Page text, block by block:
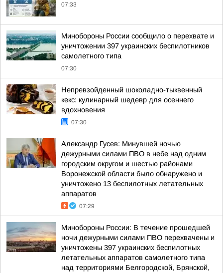
07:33
Минобороны России сообщило о перехвате и
уничтожении 397 украинских беспилотников
самолетного типа
07:30
Непревзойденный шоколадно-тыквенный
кекс: кулинарный шедевр для осеннего
вдохновения
07:30
Александр Гусев: Минувшей ночью
дежурными силами ПВО в небе над одним
городским округом и шестью районами
Воронежской области было обнаружено и
уничтожено 13 беспилотных летательных
аппаратов
07:29
Минобороны России: В течение прошедшей
ночи дежурными силами ПВО перехвачены и
уничтожены 397 украинских беспилотных
летательных аппаратов самолетного типа
над территориями Белгородской, Брянской,